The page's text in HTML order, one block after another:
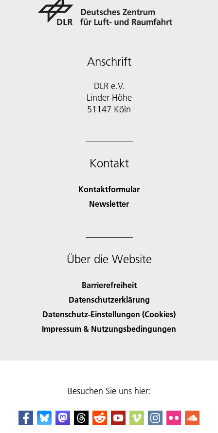
Anschrift
DLR e.V.
Linder Höhe
51147 Köln
Kontakt
Kontaktformular
Newsletter
Über die Website
Barrierefreiheit
Datenschutzerklärung
Datenschutz-Einstellungen (Cookies)
Impressum & Nutzungsbedingungen
Besuchen Sie uns hier: